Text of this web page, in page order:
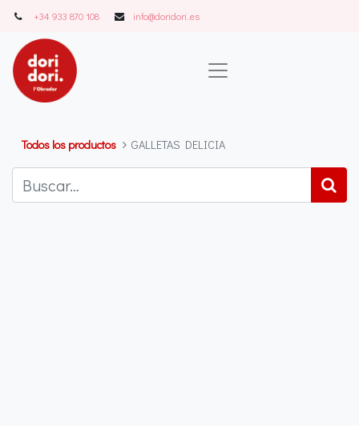
+34 933 870 108 info@doridori..es
Todos los productos GALLETAS DELICIA